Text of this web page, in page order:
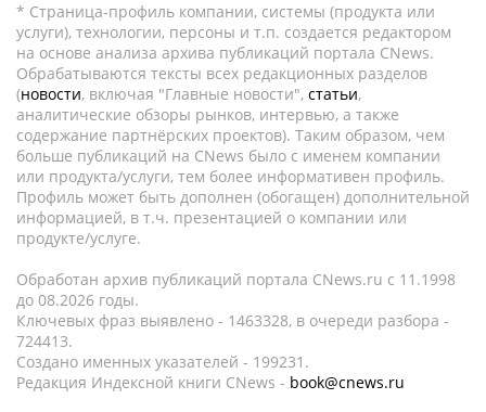
* Страница-профиль компании, системы (продукта или
услуги), технологии, персоны и т.п. создается редактором
на основе анализа архива публикаций портала CNews.
Обрабатываются тексты всех редакционных разделов
(новости, включая "Главные новости", статьи,
аналитические обзоры рынков, интервью, а также
содержание партнёрских проектов). Таким образом, чем
больше публикаций на CNews было с именем компании
или продукта/услуги, тем более информативен профиль.
Профиль может быть дополнен (обогащен) дополнительной
информацией, в т.ч. презентацией о компании или
продукте/услуге.
Обработан архив публикаций портала CNews.ru c 11.1998
до 08.2026 годы.
Ключевых фраз выявлено - 1463328, в очереди разбора -
724413.
Создано именных указателей - 199231.
Редакция Индексной книги CNews - book@cnews.ru